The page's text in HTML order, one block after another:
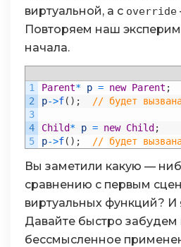
виртуальной, а с override
Повторяем наш
начала.
1
2
3
4
5
Parent* p = new Parent ;
p->f( ) ; // будет
Child* p = new Child ;
p->f( ) ; // будет
Вы заметили какую —
сравнению с первым
виртуальных функций? И
Давайте быстро забудем
бессмысленное